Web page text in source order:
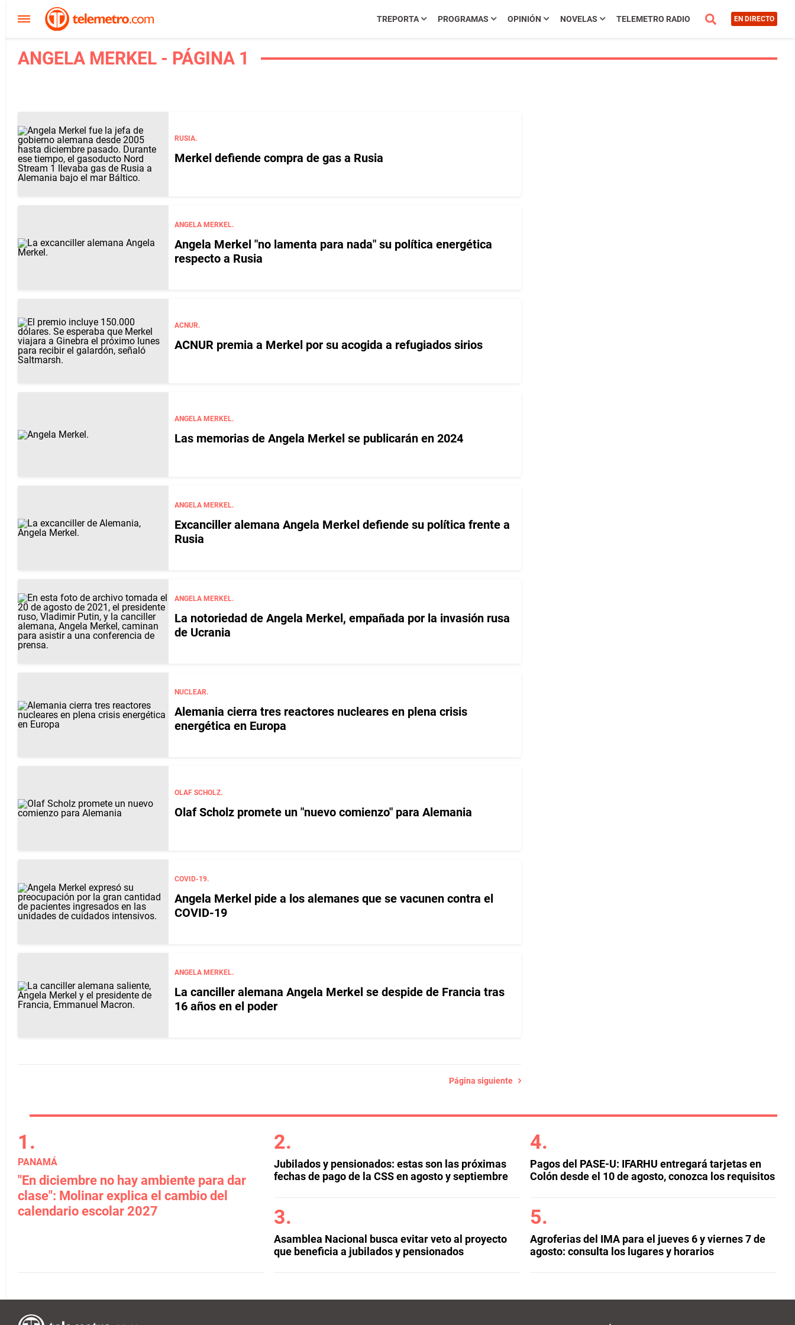
TREPORTA PROGRAMAS OPINIÓN NOVELAS TELEMETRO RADIO EN DIRECTO
ANGELA MERKEL - PÁGINA 1
RUSIA.
Merkel defiende compra de gas a Rusia
ANGELA MERKEL.
Angela Merkel "no lamenta para nada" su política energética
respecto a Rusia
ACNUR.
ACNUR premia a Merkel por su acogida a refugiados sirios
ANGELA MERKEL.
Las memorias de Angela Merkel se publicarán en 2024
ANGELA MERKEL.
Excanciller alemana Angela Merkel defiende su política frente a
Rusia
ANGELA MERKEL.
La notoriedad de Angela Merkel, empañada por la invasión rusa
de Ucrania
NUCLEAR.
Alemania cierra tres reactores nucleares en plena crisis
energética en Europa
OLAF SCHOLZ.
Olaf Scholz promete un "nuevo comienzo" para Alemania
COVID-19.
Angela Merkel pide a los alemanes que se vacunen contra el
COVID-19
ANGELA MERKEL.
La canciller alemana Angela Merkel se despide de Francia tras
16 años en el poder
Página siguiente
PANAMÁ
"En diciembre no hay ambiente para dar
clase": Molinar explica el cambio del
calendario escolar 2027
Jubilados y pensionados: estas son las próximas
fechas de pago de la CSS en agosto y septiembre
Asamblea Nacional busca evitar veto al proyecto
que beneficia a jubilados y pensionados
Pagos del PASE-U: IFARHU entregará tarjetas en
Colón desde el 10 de agosto, conozca los requisitos
Agroferias del IMA para el jueves 6 y viernes 7 de
agosto: consulta los lugares y horarios